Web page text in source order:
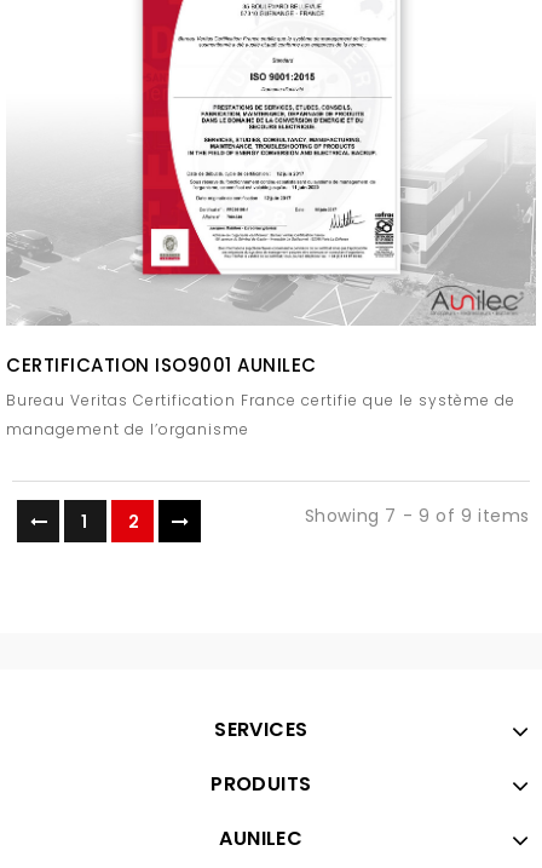
CERTIFICATION ISO9001 AUNILEC
Bureau Veritas Certification France certifie que le système de
management de l’organisme
1 2 Showing 7 - 9 of 9 items
SERVICES
PRODUITS
AUNILEC